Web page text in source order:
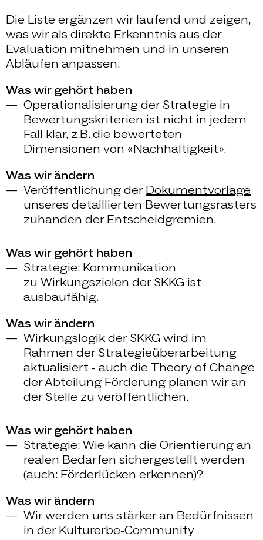
Die Liste ergänzen wir laufend und zeigen,
was wir als direkte Erkenntnis aus der
Evaluation mitnehmen und in unseren
Abläufen anpassen.
Was wir gehört haben
Operationalisierung der Strategie in
Bewertungskriterien ist nicht in jedem
Fall klar, z.B. die bewerteten
Dimensionen von «Nachhaltigkeit».
Was wir ändern
Veröffentlichung der Dokumentvorlage
unseres detaillierten Bewertungsrasters
zuhanden der Entscheidgremien.
Was wir gehört haben
Strategie: Kommunikation
zu Wirkungszielen der SKKG ist
ausbaufähig.
Was wir ändern
Wirkungslogik der SKKG wird im
Rahmen der Strategieüberarbeitung
aktualisiert - auch die Theory of Change
der Abteilung Förderung planen wir an
der Stelle zu veröffentlichen.
Was wir gehört haben
Strategie: Wie kann die Orientierung an
realen Bedarfen sichergestellt werden
(auch: Förderlücken erkennen)?
Was wir ändern
Wir werden uns stärker an Bedürfnissen
in der Kulturerbe-Community